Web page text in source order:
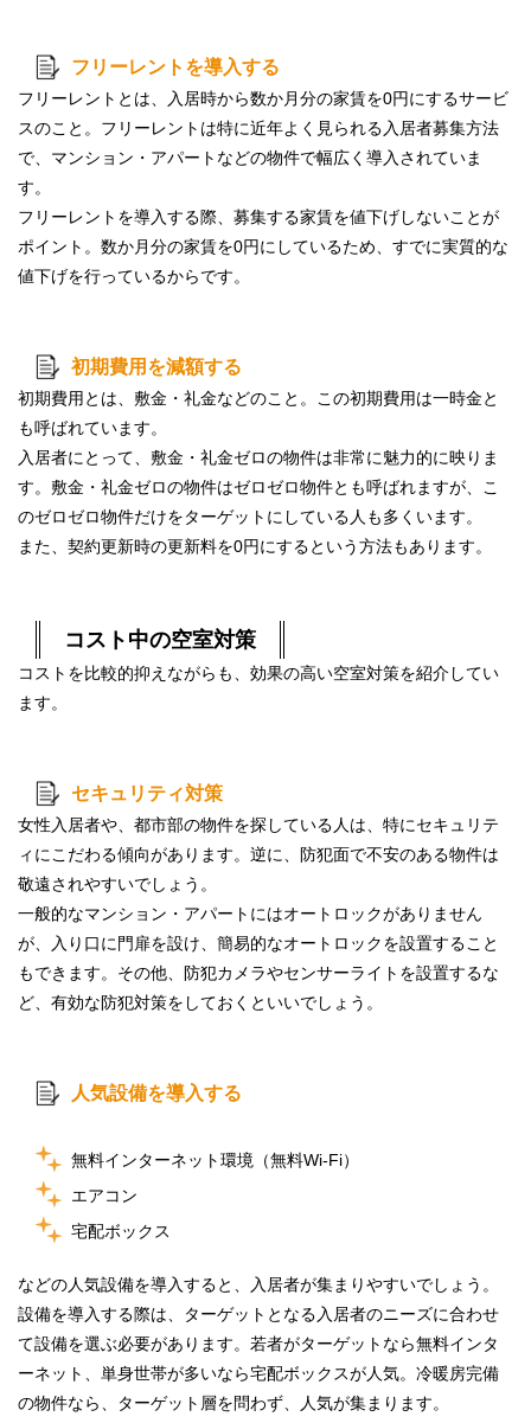
フリーレントを導入する
フリーレントとは、 入居時から数か月分の家賃を0円にするサービ
スのこと。フリーレントは特に近年よく見られる入居者募集方法
で、マンション・アパートなどの物件で幅広く導入されていま
す。
フリーレントを導入する際、募集する家賃を値下げしないことが
ポイント。数か月分の家賃を0円にしているため、すでに実質的な
値下げを行っているからです。
初期費用を減額する
初期費用とは、敷金・礼金などのこと。この初期費用は一時金と
も呼ばれています。
入居者にとって、敷金・礼金ゼロの物件は非常に魅力的に映りま
す。 敷金・礼金ゼロの物件はゼロゼロ物件とも呼ばれますが、こ
のゼロゼロ物件だけをターゲットにしている人も多くいます。
また、契約更新時の更新料を0円にするという方法もあります。
コスト中の空室対策
コストを比較的抑えながらも、効果の高い空室対策を紹介してい
ます。
セキュリティ対策
女性入居者や、都市部の物件を探している人は、特にセキュリテ
ィにこだわる傾向があります。逆に、防犯面で不安のある物件は
敬遠されやすいでしょう。
一般的なマンション・アパートにはオートロックがありません
が、入り口に門扉を設け、簡易的なオートロックを設置すること
もできます。その他、防犯カメラやセンサーライトを設置するな
ど、有効な防犯対策をしておくといいでしょう。
人気設備を導入する
無料インターネット環境（無料Wi-Fi）
エアコン
宅配ボックス
などの人気設備を導入すると、入居者が集まりやすいでしょう。
設備を導入する際は、ターゲットとなる入居者のニーズに合わせ
て設備を選ぶ必要があります。若者がターゲットなら無料インタ
ーネット、単身世帯が多いなら宅配ボックスが人気。冷暖房完備
の物件なら、ターゲット層を問わず、人気が集まります。